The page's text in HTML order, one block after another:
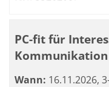
PC-fit für
Wann: 16.11.2026,